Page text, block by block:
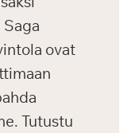
ovat
Tutustu